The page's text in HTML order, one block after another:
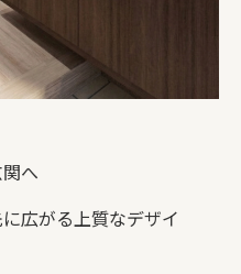
へ
広がる上質なデザイ